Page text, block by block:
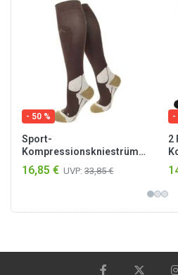
- 50 %
Sport-
Kompressionskniestrümpfe
Dunkelbraun/Hellbraun
16,85 € UVP: 33,85 €
-
2